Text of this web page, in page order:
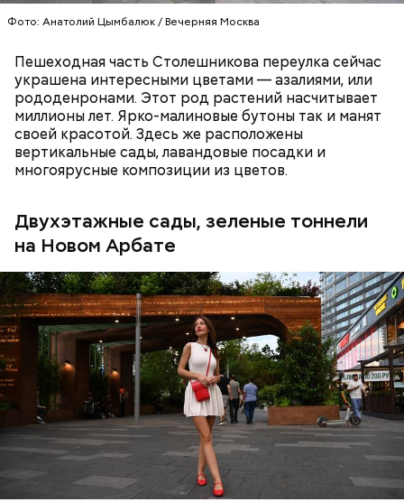
Фото: Анатолий Цымбалюк / Вечерняя Москва
Пешеходная часть Столешникова переулка сейчас
украшена интересными цветами — азалиями, или
рододенронами. Этот род растений насчитывает
миллионы лет. Ярко-малиновые бутоны так и манят
своей красотой. Здесь же расположены
вертикальные сады, лавандовые посадки и
многоярусные композиции из цветов.
Двухэтажные сады, зеленые тоннели
на Новом Арбате
— Нарушителей мы научились выявлять на месте, —
пояснила Полина Стасюк.